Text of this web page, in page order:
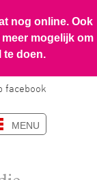
facebook
MENU